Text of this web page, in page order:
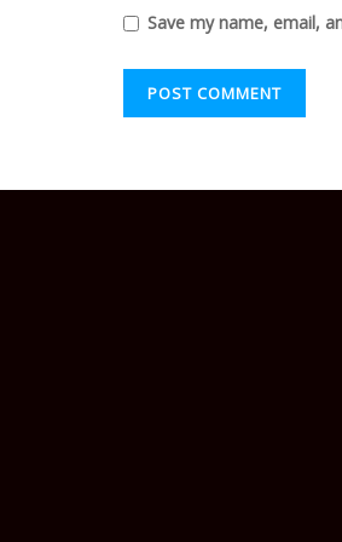
Save my name, email,